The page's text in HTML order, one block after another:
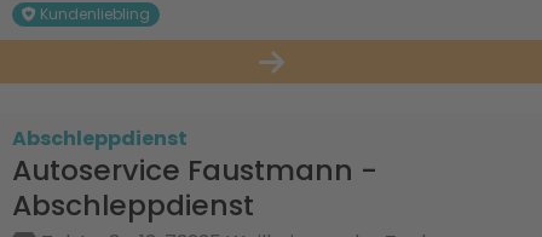
Kundenliebling
Abschleppdienst
Autoservice Faustmann -
Abschleppdienst